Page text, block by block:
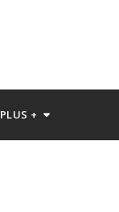
PLUS +